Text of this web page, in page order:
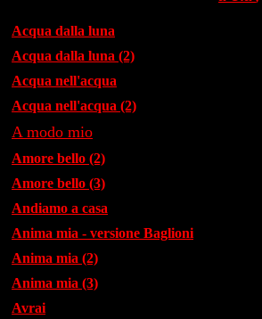
Acqua dalla luna
Acqua dalla luna (2)
Acqua nell'acqua
Acqua nell'acqua (2)
A modo mio
Amore bello (2)
Amore bello (3)
Andiamo a casa
Anima mia - versione Baglioni
Anima mia (2)
Anima mia (3)
Avrai